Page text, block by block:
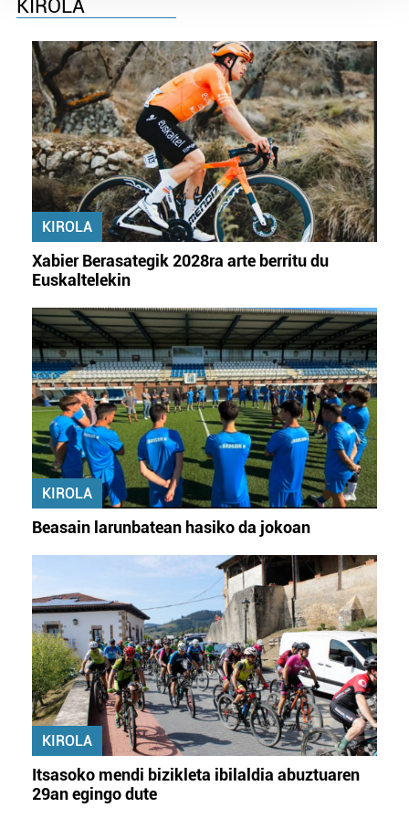
Guk eta gure bazkideek zure datu pertsonalak
teknologia erabiliz, cookieak adibidez, iragarki eta eduki
pertsonalizatuak eskaintzeko, iragarkiak eta edukia
neurtzeko, jendeari buruzko informazioa biltzeko eta
produktuak garatzeko. Zure datuak nork eta zertarako
erabiltzen dituen hauta dezakezu.
Bazkide batzuek ez dizute baimenik eskatzen, eta beren
interes komertzial legitimoetan babesten dira. Ikusi gure
bazkideen zerrenda, beren ustez zein helburutarako
duten interes legitimoa eta horren aurka nola egin
dezakezun ikusteko.
Lortu zure datu pertsonalak prozesatzeko moduari
buruzko informazio gehiago eta ezarri zure lehentasunak
datuen atalean. Edozein unetan alda edo ken dezakezu
zure baimena Cookieen adierazpenean.
Webgune honek cookie propioak eta hirugarrenen cookie-
fitxategiak erabiltzen ditu. Zure esperientzia eta
zerbitzuak hobetzeko asmoz, cookie teknologiaz
baliatzen gara. Ohar hau onartuz gero, teknologia hori
irakurri
KIROLA
KIROLA
Xabier Berasategik 2028ra arte berritu du
Euskaltelekin
KIROLA
Beasain larunbatean hasiko da jokoan
KIROLA
Itsasoko mendi bizikleta ibilaldia abuztuaren
29an egingo dute